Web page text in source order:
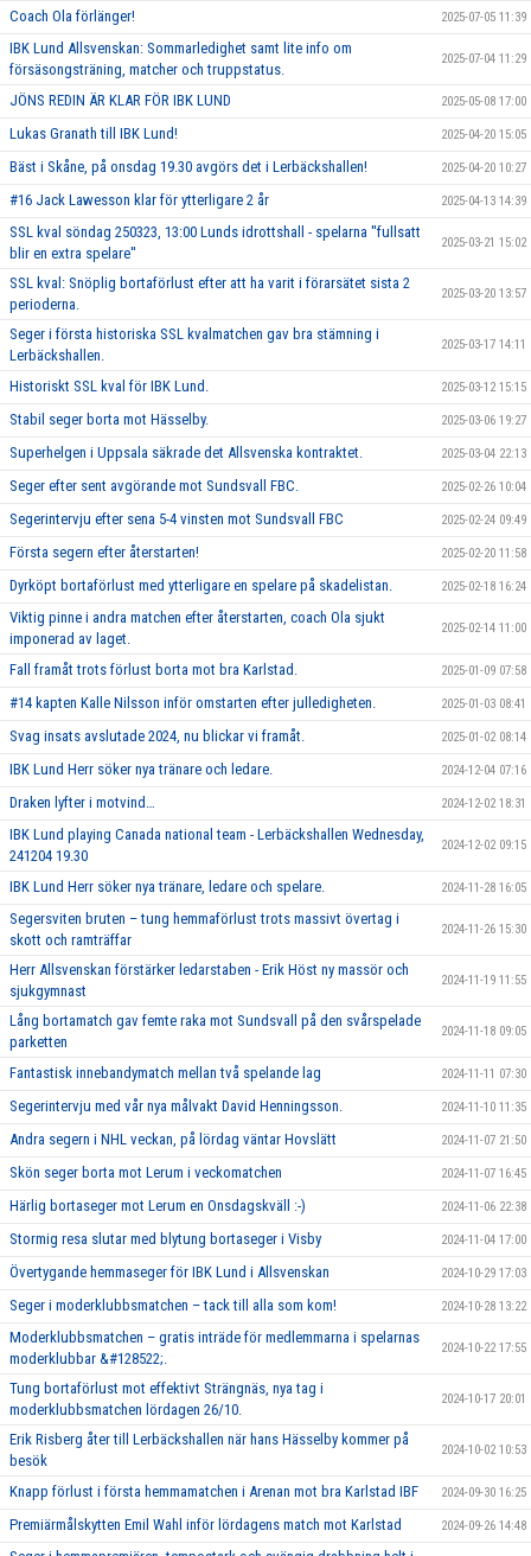
Coach Ola förlänger! 2025-07-05 11:39
IBK Lund Allsvenskan: Sommarledighet samt lite info om
försäsongsträning, matcher och truppstatus.
2025-07-04 11:29
JÖNS REDIN ÄR KLAR FÖR IBK LUND 2025-05-08 17:00
Lukas Granath till IBK Lund! 2025-04-20 15:05
Bäst i Skåne, på onsdag 19.30 avgörs det i Lerbäckshallen! 2025-04-20 10:27
#16 Jack Lawesson klar för ytterligare 2 år 2025-04-13 14:39
SSL kval söndag 250323, 13:00 Lunds idrottshall - spelarna ''fullsatt
blir en extra spelare''
2025-03-21 15:02
SSL kval: Snöplig bortaförlust efter att ha varit i förarsätet sista 2
perioderna.
2025-03-20 13:57
Seger i första historiska SSL kvalmatchen gav bra stämning i
Lerbäckshallen.
2025-03-17 14:11
Historiskt SSL kval för IBK Lund. 2025-03-12 15:15
Stabil seger borta mot Hässelby. 2025-03-06 19:27
Superhelgen i Uppsala säkrade det Allsvenska kontraktet. 2025-03-04 22:13
Seger efter sent avgörande mot Sundsvall FBC. 2025-02-26 10:04
Segerintervju efter sena 5-4 vinsten mot Sundsvall FBC 2025-02-24 09:49
Första segern efter återstarten! 2025-02-20 11:58
Dyrköpt bortaförlust med ytterligare en spelare på skadelistan. 2025-02-18 16:24
Viktig pinne i andra matchen efter återstarten, coach Ola sjukt
imponerad av laget.
2025-02-14 11:00
Fall framåt trots förlust borta mot bra Karlstad. 2025-01-09 07:58
#14 kapten Kalle Nilsson inför omstarten efter julledigheten. 2025-01-03 08:41
Svag insats avslutade 2024, nu blickar vi framåt. 2025-01-02 08:14
IBK Lund Herr söker nya tränare och ledare. 2024-12-04 07:16
Draken lyfter i motvind… 2024-12-02 18:31
IBK Lund playing Canada national team - Lerbäckshallen Wednesday,
241204 19.30
2024-12-02 09:15
IBK Lund Herr söker nya tränare, ledare och spelare. 2024-11-28 16:05
Segersviten bruten – tung hemmaförlust trots massivt övertag i
skott och ramträffar
2024-11-26 15:30
Herr Allsvenskan förstärker ledarstaben - Erik Höst ny massör och
sjukgymnast
2024-11-19 11:55
Lång bortamatch gav femte raka mot Sundsvall på den svårspelade
parketten
2024-11-18 09:05
Fantastisk innebandymatch mellan två spelande lag 2024-11-11 07:30
Segerintervju med vår nya målvakt David Henningsson. 2024-11-10 11:35
Andra segern i NHL veckan, på lördag väntar Hovslätt 2024-11-07 21:50
Skön seger borta mot Lerum i veckomatchen 2024-11-07 16:45
Härlig bortaseger mot Lerum en Onsdagskväll :-) 2024-11-06 22:38
Stormig resa slutar med blytung bortaseger i Visby 2024-11-04 17:00
Övertygande hemmaseger för IBK Lund i Allsvenskan 2024-10-29 17:03
Seger i moderklubbsmatchen – tack till alla som kom! 2024-10-28 13:22
Moderklubbsmatchen – gratis inträde för medlemmarna i spelarnas
moderklubbar &#128522;.
2024-10-22 17:55
Tung bortaförlust mot effektivt Strängnäs, nya tag i
moderklubbsmatchen lördagen 26/10.
2024-10-17 20:01
Erik Risberg åter till Lerbäckshallen när hans Hässelby kommer på
besök
2024-10-02 10:53
Knapp förlust i första hemmamatchen i Arenan mot bra Karlstad IBF 2024-09-30 16:25
Premiärmålskytten Emil Wahl inför lördagens match mot Karlstad 2024-09-26 14:48